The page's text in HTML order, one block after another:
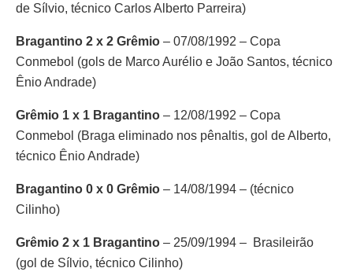
de Sílvio, técnico Carlos Alberto Parreira)
Bragantino 2 x 2 Grêmio – 07/08/1992 – Copa
Conmebol (gols de Marco Aurélio e João Santos, técnico
Ênio Andrade)
Grêmio 1 x 1 Bragantino – 12/08/1992 – Copa
Conmebol (Braga eliminado nos pênaltis, gol de Alberto,
técnico Ênio Andrade)
Bragantino 0 x 0 Grêmio – 14/08/1994 – (técnico
Cilinho)
Grêmio 2 x 1 Bragantino – 25/09/1994 – Brasileirão
(gol de Sílvio, técnico Cilinho)